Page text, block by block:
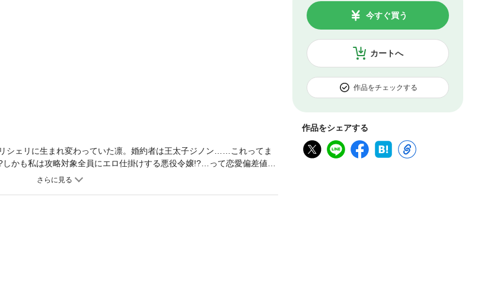
カートへ
今すぐ買う
作品をチェックする
作品をシェアする
シェリに生まれ変わっていた凛。婚約者は王太子ジノン……これってま
かも私は攻略対象全員にエロ仕掛けする悪役令嬢!?…って恋愛偏差値ゼ
なら大人しくバッドエンドの修道院行きを目指したいと思う凛だが、自